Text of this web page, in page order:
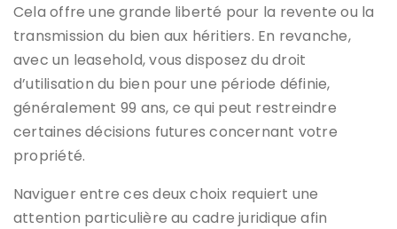
Cela offre une grande liberté pour la revente ou la
transmission du bien aux héritiers. En revanche,
avec un leasehold, vous disposez du droit
d’utilisation du bien pour une période définie,
généralement 99 ans, ce qui peut restreindre
certaines décisions futures concernant votre
propriété.
Naviguer entre ces deux choix requiert une
attention particulière au cadre juridique afin